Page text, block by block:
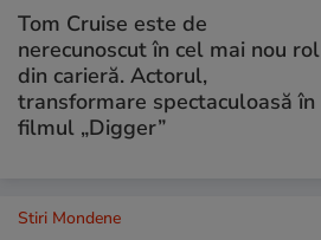
Tom Cruise este de
nerecunoscut în cel mai nou rol
din carieră. Actorul,
transformare spectaculoasă în
filmul „Digger”
Stiri Mondene